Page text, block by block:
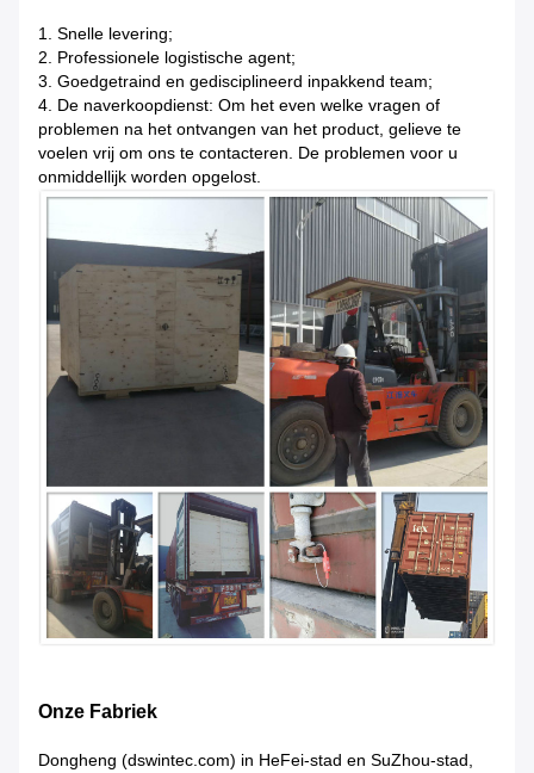
1. Snelle levering;
2. Professionele logistische agent;
3. Goedgetraind en gedisciplineerd inpakkend team;
4. De naverkoopdienst: Om het even welke vragen of
problemen na het ontvangen van het product, gelieve te
voelen vrij om ons te contacteren. De problemen voor u
onmiddellijk worden opgelost.
Onze Fabriek
Dongheng (dswintec.com) in HeFei-stad en SuZhou-stad,